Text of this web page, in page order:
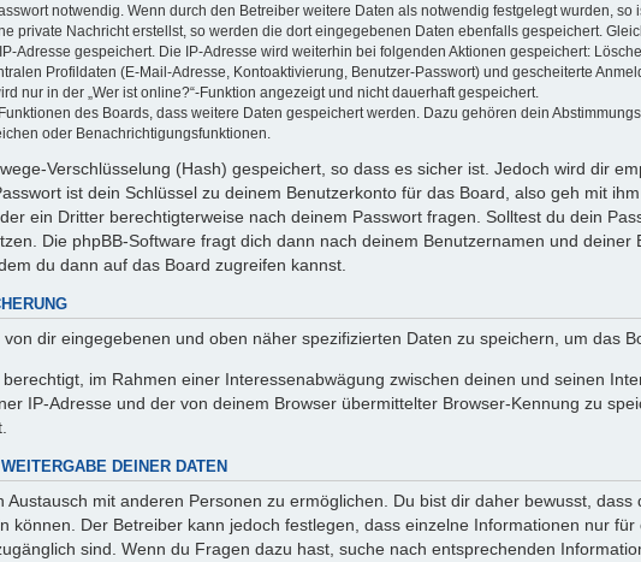
notwendig. Wenn durch den Betreiber weitere Daten als notwendig festgelegt wurden, so
private Nachricht erstellst, so werden die dort eingegebenen Daten ebenfalls gespeichert.
Adresse gespeichert. Die IP-Adresse wird weiterhin bei folgenden Aktionen gespeichert:
Profildaten (E-Mail-Adresse, Kontoaktivierung, Benutzer-Passwort) und gescheiterte
nur in der „Wer ist online?“-Funktion angezeigt und nicht dauerhaft gespeichert.
des Boards, dass weitere Daten gespeichert werden. Dazu gehören dein
oder Benachrichtigungsfunktionen.
Verschlüsselung (Hash) gespeichert, so dass es sicher ist. Jedoch wird dir
ist dein Schlüssel zu deinem Benutzerkonto für das Board, also geh mit
ein Dritter berechtigterweise nach deinem Passwort fragen. Solltest du dein
Die phpBB-Software fragt dich dann nach deinem Benutzernamen und
du dann auf das Board zugreifen kannst.
dir eingegebenen und oben näher spezifizierten Daten zu speichern, um das
im Rahmen einer Interessenabwägung zwischen deinen und seinen
IP-Adresse und der von deinem Browser übermittelter Browser-Kennung zu
DEINER DATEN
Austausch mit anderen Personen zu ermöglichen. Du bist dir daher bewusst,
können. Der Betreiber kann jedoch festlegen, dass einzelne Informationen nur
sind. Wenn du Fragen dazu hast, suche nach entsprechenden